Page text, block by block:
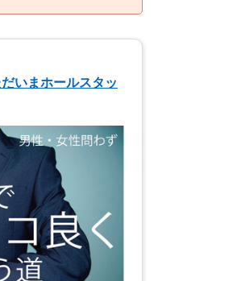
いまホールスタッ